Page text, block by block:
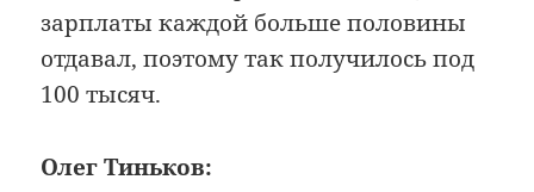
зарплаты каждой больше половины
отдавал, поэтому так получилось под
100 тысяч.
Олег Тиньков: